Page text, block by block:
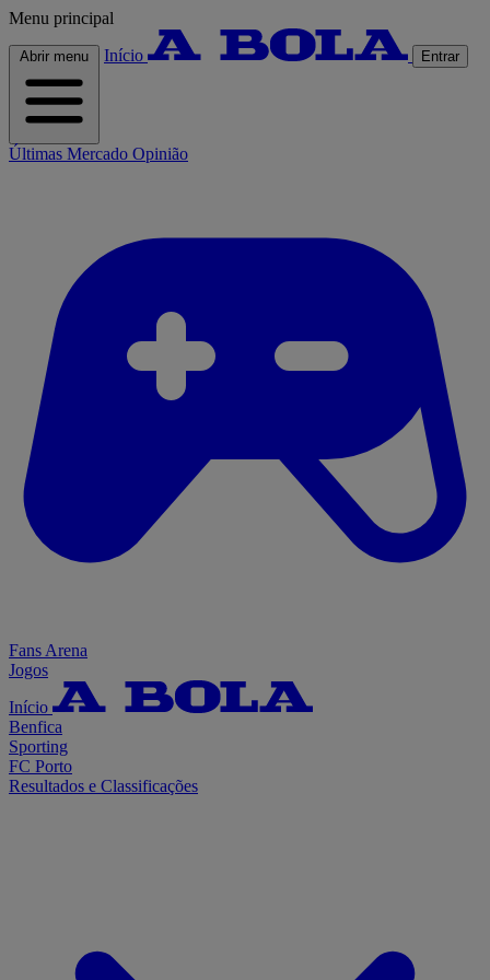
Menu principal
Abrir menu Início Entrar
Últimas Mercado Opinião
Fans Arena
Jogos
Início
Benfica
Sporting
FC Porto
Resultados e Classificações